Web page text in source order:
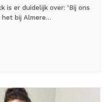
is er duidelijk over: ‘Bij ons
het bij Almere…